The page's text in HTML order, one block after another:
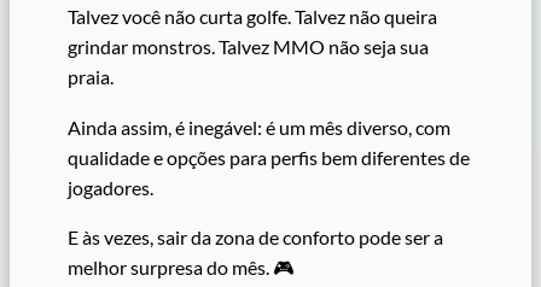
Talvez você não curta golfe. Talvez não queira
grindar monstros. Talvez MMO não seja sua
praia.
Ainda assim, é inegável: é um mês diverso, com
qualidade e opções para perfis bem diferentes de
jogadores.
E às vezes, sair da zona de conforto pode ser a
melhor surpresa do mês. 🎮